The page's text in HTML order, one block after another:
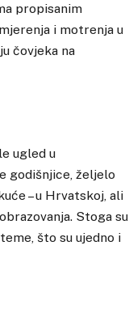
propisanim
i motrenja u
čovjeka na
ugled u
godišnjice, željelo
– u Hrvatskoj, ali
Stoga su
što su ujedno i